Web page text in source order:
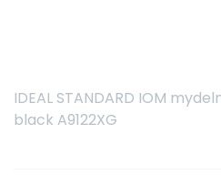
IDEAL STANDARD IOM
black A9122XG